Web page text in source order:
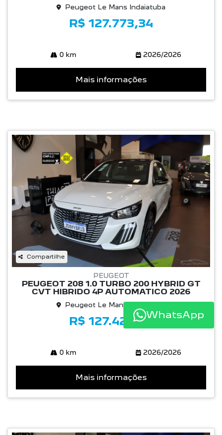
Peugeot Le Mans Indaiatuba
R$ 127.773,34
0 km 2026/2026
Mais informações
Compartilhe
PEUGEOT
PEUGEOT 208 1.0 TURBO 200 HYBRID GT
CVT HIBRIDO 4P AUTOMATICO 2026
Peugeot Le Mans Indaiatuba
R$ 127.426,03
0 km 2026/2026
Mais informações
WhatsApp